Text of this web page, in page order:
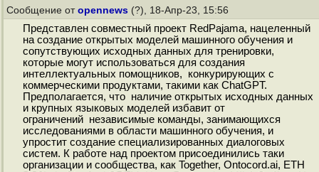
Сообщение от opennews (?), 18-Апр-23, 15:56
Представлен совместный проект RedPajama, нацеленный
на создание открытых моделей машинного обучения и
сопутствующих исходных данных для тренировки,
которые могут использоваться для создания
интеллектуальных помощников, конкурирующих c
коммерческими продуктами, такими как ChatGPT.
Предполагается, что наличие открытых исходных данных
и крупных языковых моделей избавит от
ограничений независимые команды, занимающихся
исследованиями в области машинного обучения, и
упростит создание специализированных диалоговых
систем. К работе над проектом присоединились таки
организации и сообщества, как Together, Ontocord.ai, ETH